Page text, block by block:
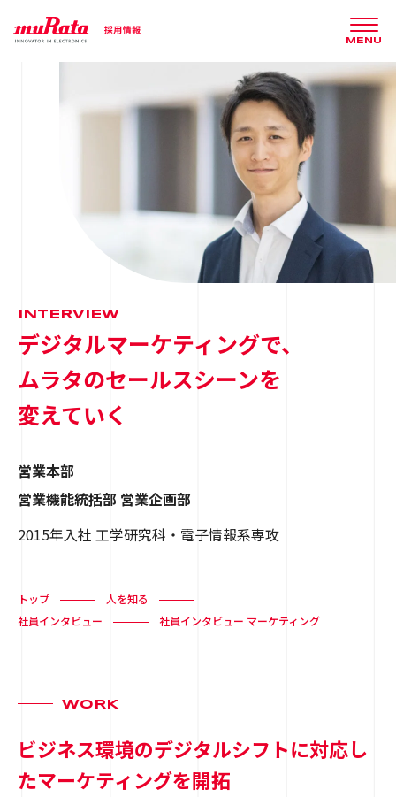
MENU
INTERVIEW
デジタルマーケティングで、
ムラタのセールスシーンを
変えていく
営業本部
営業機能統括部 営業企画部
2015年入社 工学研究科・電子情報系専攻
トップ
人を知る
社員インタビュー
社員インタビュー マーケティング
WORK
ビジネス環境のデジタルシフトに対応し
たマーケティングを開拓